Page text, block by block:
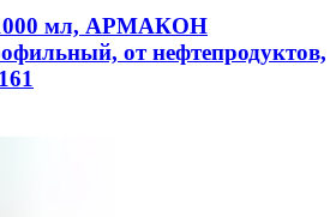
мл, АРМАКОН
от нефтепродуктов,